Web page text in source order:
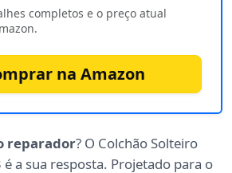
completos e o preço atual
na Amazon
reparador? O Colchão Solteiro
a sua resposta. Projetado para o